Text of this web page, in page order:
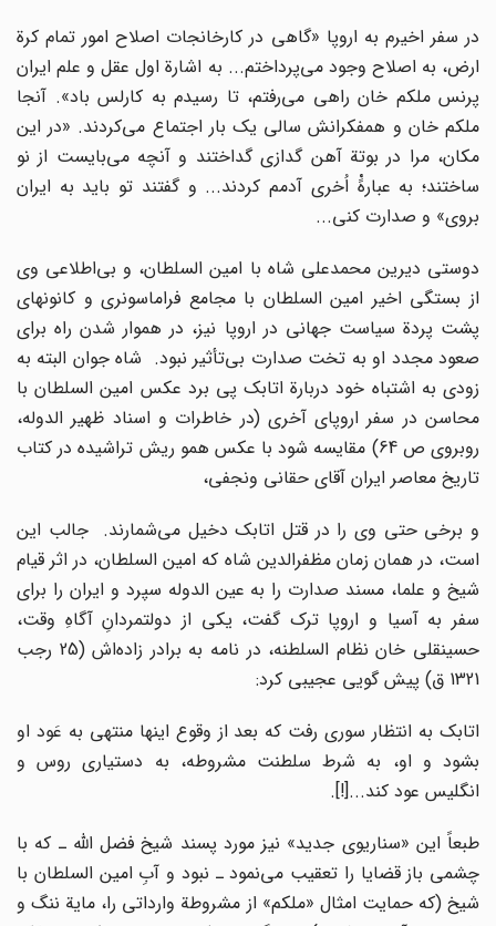
در سفر اخیرم به اروپا «گاهى در کارخانجات اصلاح امور تمام کرة
ارض، به اصلاح وجود مى‌پرداختم... به اشارة اول عقل و علم ایران
پرنس ملکم خان راهى مى‌رفتم، تا رسیدم به کارلس باد». آنجا
ملکم خان و همفکرانش سالى یک بار اجتماع مى‌کردند. «در این
مکان، مرا در بوتة آهن گدازى گداختند و آنچه مى‌بایست از نو
ساختند؛ به عبارهًْ اُخرى آدمم کردند... و گفتند تو باید به ایران
بروى» و صدارت کنى...
دوستى دیرین محمدعلى شاه با امین السلطان، و بى‌اطلاعى وى
از بستگى اخیر امین السلطان با مجامع فراماسونرى و کانونهاى
پشت پردة سیاست جهانى در اروپا نیز، در هموار شدن راه براى
صعود مجدد او به تخت صدارت بى‌تأثیر نبود. شاه جوان البته به
زودى به اشتباه خود دربارة اتابک پى برد عکس امین السلطان با
محاسن در سفر اروپاى آخرى (در خاطرات و اسناد ظهیر الدوله،
روبروى ص 64) مقایسه شود با عکس همو ریش تراشیده در کتاب
تاریخ معاصر ایران آقاى حقانى ونجفى،
و برخى حتى وى را در قتل اتابک دخیل مى‌شمارند. جالب این
است، در همان زمان مظفرالدین شاه که امین السلطان، در اثر قیام
شیخ و علما، مسند صدارت را به عین الدوله سپرد و ایران را براى
سفر به آسیا و اروپا ترک گفت، یکى از دولتمردانِ آگاهِ وقت،
حسینقلى خان نظام السلطنه، در نامه به برادر زاده‌اش (25 رجب
1321 ق) پیش گویى عجیبى کرد:
اتابک به انتظار سورى رفت که بعد از وقوع اینها منتهى به عَود او
بشود و او، به شرط سلطنت مشروطه، به دستیارى روس و
انگلیس عود کند...[!].
طبعاً این «سناریوى جدید» نیز مورد پسند شیخ فضل اللّه‌ ـ که با
چشمى باز قضایا را تعقیب مى‌نمود ـ نبود و آبِ امین السلطان با
شیخ (که حمایت امثال «ملکم» از مشروطة وارداتى را، مایة ننگ و